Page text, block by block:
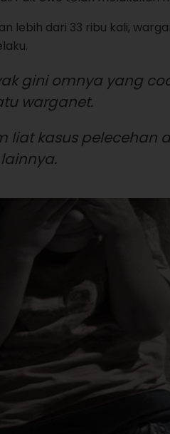
lebih dari 33 ribu kali,
gini omnya yang
warganet.
liat kasus pelecehan